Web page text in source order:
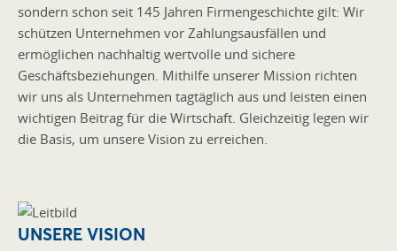
sondern schon seit 145 Jahren Firmengeschichte gilt: Wir
schützen Unternehmen vor Zahlungsausfällen und
ermöglichen nachhaltig wertvolle und sichere
Geschäftsbeziehungen. Mithilfe unserer Mission richten
wir uns als Unternehmen tagtäglich aus und leisten einen
wichtigen Beitrag für die Wirtschaft. Gleichzeitig legen wir
die Basis, um unsere Vision zu erreichen.
UNSERE VISION